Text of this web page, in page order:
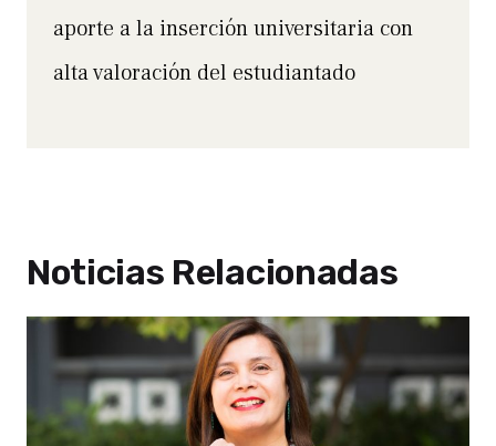
aporte a la inserción universitaria con
alta valoración del estudiantado
Noticias Relacionadas